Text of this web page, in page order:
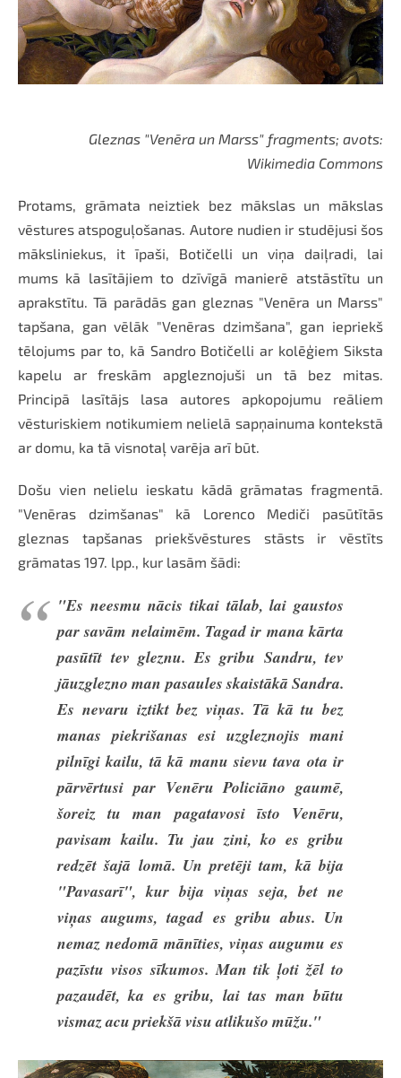
Gleznas "Venēra un Marss" fragments; avots:
Wikimedia Commons
Protams, grāmata neiztiek bez mākslas un mākslas
vēstures atspoguļošanas. Autore nudien ir studējusi šos
māksliniekus, it īpaši, Botičelli un viņa daiļradi, lai
mums kā lasītājiem to dzīvīgā manierē atstāstītu un
aprakstītu. Tā parādās gan gleznas "Venēra un Marss"
tapšana, gan vēlāk "Venēras dzimšana", gan iepriekš
tēlojums par to, kā Sandro Botičelli ar kolēģiem Siksta
kapelu ar freskām apgleznojuši un tā bez mitas.
Principā lasītājs lasa autores apkopojumu reāliem
vēsturiskiem notikumiem nelielā sapņainuma kontekstā
ar domu, ka tā visnotaļ varēja arī būt.
Došu vien nelielu ieskatu kādā grāmatas fragmentā.
"Venēras dzimšanas" kā Lorenco Mediči pasūtītās
gleznas tapšanas priekšvēstures stāsts ir vēstīts
grāmatas 197. lpp., kur lasām šādi:
"Es neesmu nācis tikai tālab, lai gaustos
par savām nelaimēm. Tagad ir mana kārta
pasūtīt tev gleznu. Es gribu Sandru, tev
jāuzglezno man pasaules skaistākā Sandra.
Es nevaru iztikt bez viņas. Tā kā tu bez
manas piekrišanas esi uzgleznojis mani
pilnīgi kailu, tā kā manu sievu tava ota ir
pārvērtusi par Venēru Policiāno gaumē,
šoreiz tu man pagatavosi īsto Venēru,
pavisam kailu. Tu jau zini, ko es gribu
redzēt šajā lomā. Un pretēji tam, kā bija
"Pavasarī", kur bija viņas seja, bet ne
viņas augums, tagad es gribu abus. Un
nemaz nedomā mānīties, viņas augumu es
pazīstu visos sīkumos. Man tik ļoti žēl to
pazaudēt, ka es gribu, lai tas man būtu
vismaz acu priekšā visu atlikušo mūžu."